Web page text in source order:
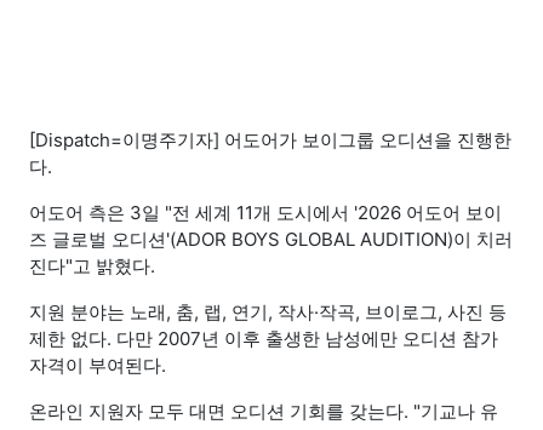
[Dispatch=이명주기자] 어도어가 보이그룹 오디션을 진행한
다.
어도어 측은 3일 "전 세계 11개 도시에서 '2026 어도어 보이
즈 글로벌 오디션'(ADOR BOYS GLOBAL AUDITION)이 치러
진다"고 밝혔다.
지원 분야는 노래, 춤, 랩, 연기, 작사·작곡, 브이로그, 사진 등
제한 없다. 다만 2007년 이후 출생한 남성에만 오디션 참가
자격이 부여된다.
온라인 지원자 모두 대면 오디션 기회를 갖는다. "기교나 유